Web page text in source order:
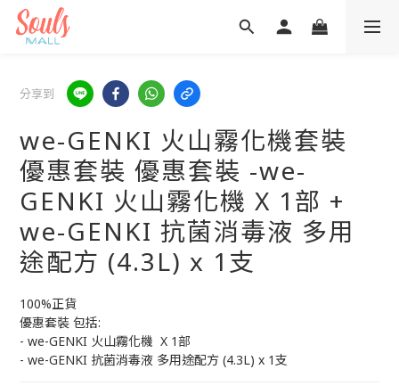
分享到
we-GENKI 火山霧化機套裝
優惠套裝 優惠套裝 -we-
GENKI 火山霧化機 X 1部 +
we-GENKI 抗菌消毒液 多用
途配方 (4.3L) x 1支
100%正貨
優惠套裝 包括:
- we-GENKI 火山霧化機  X 1部
- we-GENKI 抗菌消毒液 多用途配方 (4.3L) x 1支